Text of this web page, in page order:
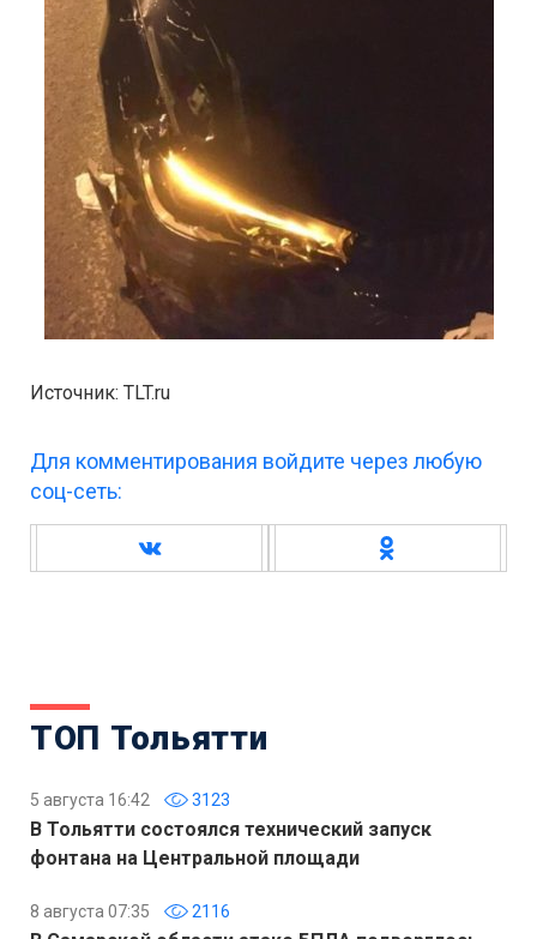
Источник: TLT.ru
Для комментирования войдите через любую
соц-сеть:
ТОП Тольятти
5 августа 16:42 3123
В Тольятти состоялся технический запуск
фонтана на Центральной площади
8 августа 07:35 2116